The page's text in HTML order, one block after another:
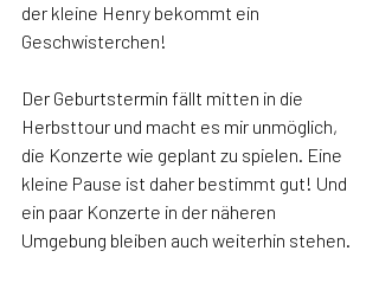
der kleine Henry bekommt ein
Geschwisterchen!
Der Geburtstermin fällt mitten in die
Herbsttour und macht es mir unmöglich,
die Konzerte wie geplant zu spielen. Eine
kleine Pause ist daher bestimmt gut! Und
ein paar Konzerte in der näheren
Umgebung bleiben auch weiterhin stehen.